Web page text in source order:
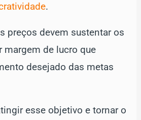
.
preços devem sustentar os
margem de lucro que
desejado das metas
esse objetivo e tornar o